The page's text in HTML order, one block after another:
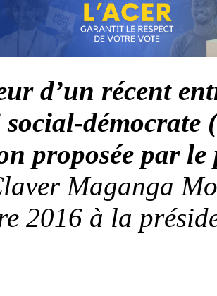
d’un récent
démocrate
proposée par
Maganga
2016 à la